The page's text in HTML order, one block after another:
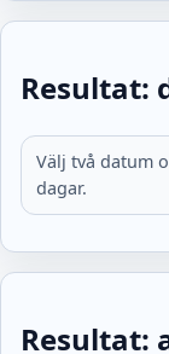
Resultat:
Välj två datum
dagar.
Resultat: